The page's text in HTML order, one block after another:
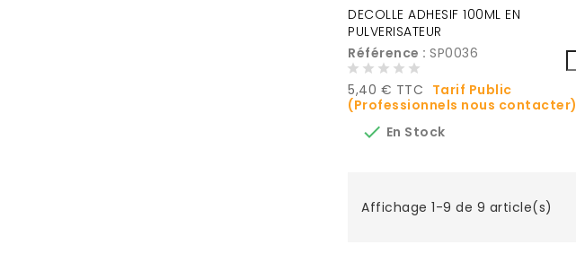
DECOLLE ADHESIF 100ML EN
PULVERISATEUR
Référence : SP0036
Prix
5,40 € TTC Tarif Public
(Professionnels nous contacter)
 En Stock
Affichage 1-9 de 9 article(s)